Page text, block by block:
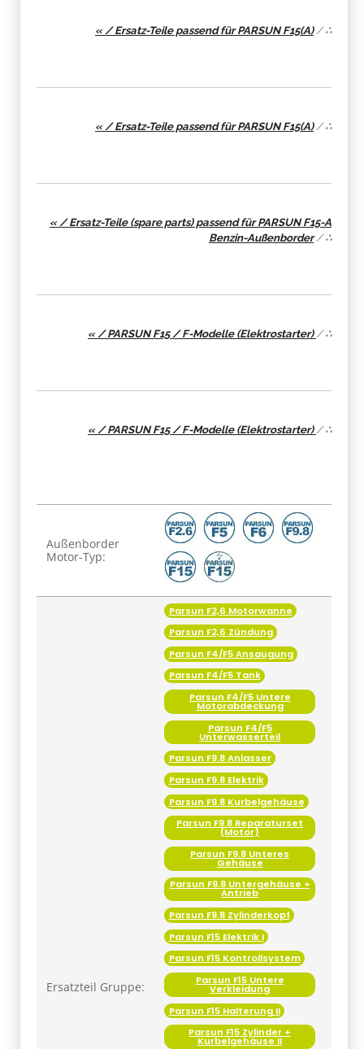
« / Ersatz-Teile passend für PARSUN F15(A)/∴
« / Ersatz-Teile passend für PARSUN F15(A)/∴
« / Ersatz-Teile (spare parts) passend für PARSUN F15-A
Benzin-Außenborder/∴
« / PARSUN F15 / F-Modelle (Elektrostarter) /∴
« / PARSUN F15 / F-Modelle (Elektrostarter) /∴
Außenborder
Motor-Typ:
Ersatzteil Gruppe:
Parsun F2,6 Motorwanne
Parsun F2,6 Zündung
Parsun F4/F5 Ansaugung
Parsun F4/F5 Tank
Parsun F4/F5 Untere
Motorabdeckung
Parsun F4/F5
Unterwasserteil
Parsun F9.8 Anlasser
Parsun F9.8 Elektrik
Parsun F9.8 Kurbelgehäuse
Parsun F9.8 Reparaturset
(Motor)
Parsun F9.8 Unteres
Gehäuse
Parsun F9.8 Untergehäuse +
Antrieb
Parsun F9.8 Zylinderkopf
Parsun F15 Elektrik I
Parsun F15 Kontrollsystem
Parsun F15 Untere
Verkleidung
Parsun F15 Halterung II
Parsun F15 Zylinder +
Kurbelgehäuse II